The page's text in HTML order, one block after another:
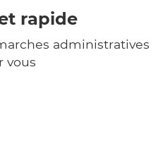
rapide
administratives
vous